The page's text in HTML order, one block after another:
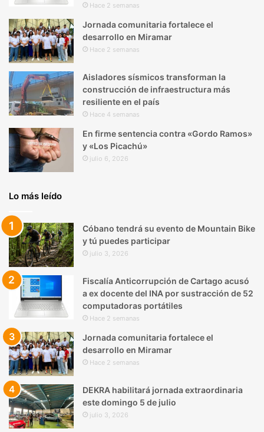
Hace 2 semanas
Jornada comunitaria fortalece el
desarrollo en Miramar
Hace 2 semanas
Aisladores sísmicos transforman la
construcción de infraestructura más
resiliente en el país
Hace 4 semanas
En firme sentencia contra «Gordo Ramos»
y «Los Picachú»
julio 6, 2026
Lo más leído
Cóbano tendrá su evento de Mountain Bike
y tú puedes participar
julio 3, 2026
Fiscalía Anticorrupción de Cartago acusó
a ex docente del INA por sustracción de 52
computadoras portátiles
Hace 2 semanas
Jornada comunitaria fortalece el
desarrollo en Miramar
Hace 2 semanas
DEKRA habilitará jornada extraordinaria
este domingo 5 de julio
julio 3, 2026